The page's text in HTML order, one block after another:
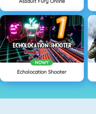
NOWY
Echolocation Shooter